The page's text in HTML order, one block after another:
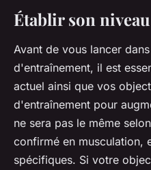
Établir son
Avant de vous lancer
d'entraînement, il est
actuel ainsi que vos
d'entraînement pour
ne sera pas le même
confirmé en musculation,
spécifiques. Si votre